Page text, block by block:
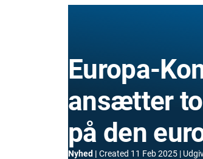
Europa-
ansætter
på den
Nyhed Created 11 Feb 2025